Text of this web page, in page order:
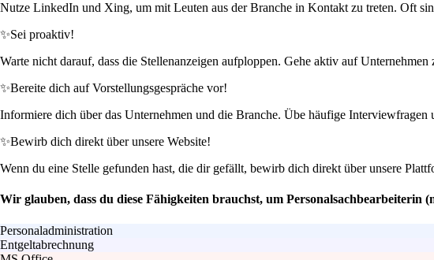
Nutze LinkedIn und Xing, um mit Leuten aus der Branche in Kontakt zu treten. Oft
✨Sei proaktiv!
Warte nicht darauf, dass die Stellenanzeigen aufploppen. Gehe aktiv auf
✨Bereite dich auf Vorstellungsgespräche vor!
Informiere dich über das Unternehmen und die Branche. Übe häufige
✨Bewirb dich direkt über unsere Website!
Wenn du eine Stelle gefunden hast, die dir gefällt, bewirb dich direkt über unsere
Wir glauben, dass du diese Fähigkeiten brauchst, um Personalsachbearbeiterin
Personaladministration
Entgeltabrechnung